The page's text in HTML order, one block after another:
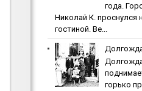
года.
Николай К. проснулся
гостиной. Ве...
горько